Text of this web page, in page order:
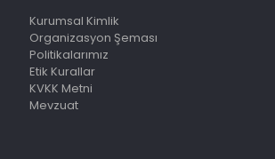
Kurumsal Kimlik
Organizasyon Şeması
Politikalarımız
Etik Kurallar
KVKK Metni
Mevzuat